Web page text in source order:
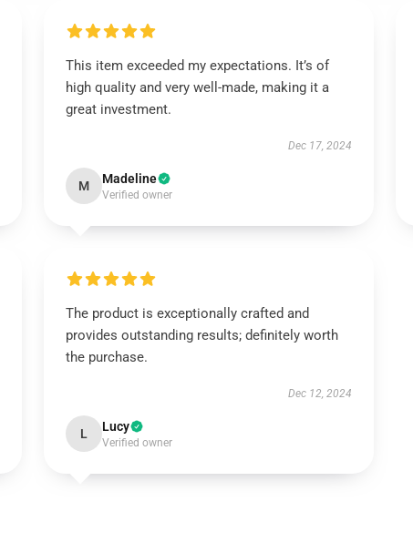
This item exceeded my expectations. It’s of
high quality and very well-made, making it a
great investment.
Dec 17, 2024
M Madeline
Verified owner
The product is exceptionally crafted and
provides outstanding results; definitely worth
the purchase.
Dec 12, 2024
L Lucy
Verified owner